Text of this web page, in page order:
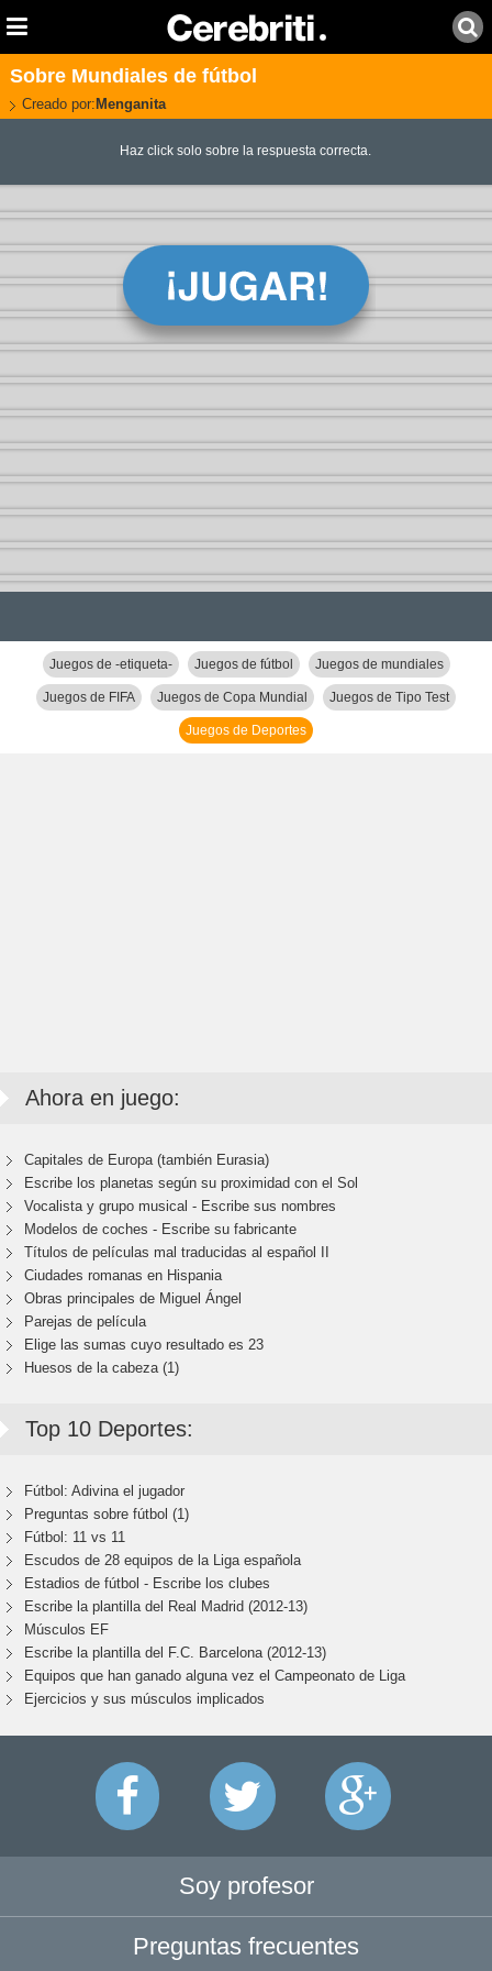
Sobre Mundiales de fútbol
Creado por: Menganita
Haz click solo sobre la respuesta correcta.
Juegos de -etiqueta- Juegos de fútbol Juegos de mundiales
Juegos de FIFA Juegos de Copa Mundial Juegos de Tipo Test
Juegos de Deportes
Ahora en juego:
Capitales de Europa (también Eurasia)
Escribe los planetas según su proximidad con el Sol
Vocalista y grupo musical - Escribe sus nombres
Modelos de coches - Escribe su fabricante
Títulos de películas mal traducidas al español II
Ciudades romanas en Hispania
Obras principales de Miguel Ángel
Parejas de película
Elige las sumas cuyo resultado es 23
Huesos de la cabeza (1)
Top 10 Deportes:
Fútbol: Adivina el jugador
Preguntas sobre fútbol (1)
Fútbol: 11 vs 11
Escudos de 28 equipos de la Liga española
Estadios de fútbol - Escribe los clubes
Escribe la plantilla del Real Madrid (2012-13)
Músculos EF
Escribe la plantilla del F.C. Barcelona (2012-13)
Equipos que han ganado alguna vez el Campeonato de Liga
Ejercicios y sus músculos implicados
Soy profesor
Preguntas frecuentes